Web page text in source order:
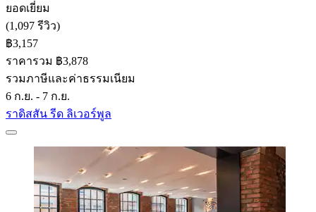
ยอดเยี่ยม
(1,097 รีวิว)
฿3,157
ราคารวม ฿3,878
รวมภาษีและค่าธรรมเนียม
6 ก.ย. - 7 ก.ย.
ราดิสสัน รีด ลิเวอร์พูล